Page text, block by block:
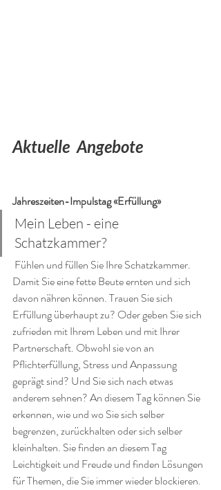
Aktuelle  Angebote
Jahreszeiten-Impulstag «Erfüllung»
Mein Leben - eine
Schatzkammer?
Damit Sie eine fette Beute ernten und sich
davon nähren können. Trauen Sie sich
Erfüllung überhaupt zu? Oder geben Sie sich
zufrieden mit Ihrem Leben und mit Ihrer
Partnerschaft. Obwohl sie von an
Pflichterfüllung, Stress und Anpassung
geprägt sind? Und Sie sich nach etwas
anderem sehnen? An diesem Tag können Sie
erkennen, wie und wo Sie sich selber
begrenzen, zurückhalten oder sich selber
kleinhalten. Sie finden an diesem Tag
Leichtigkeit und Freude und finden Lösungen
für Themen, die Sie immer wieder blockieren.